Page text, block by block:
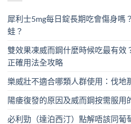
犀利士5mg每日錠長期吃會傷身嗎
蛙？
雙效果凍威而鋼什麼時候吃最有效
正確用法全攻略
樂威壯不適合哪類人群使用：伐地
陽痿復發的原因及威而鋼按需服用
必利勁（達泊西汀）點解唔該同葡